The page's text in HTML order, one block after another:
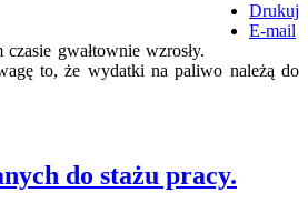
Drukuj
E-mail
gwałtownie wzrosły.
to, że wydatki na paliwo należą do
do stażu pracy.